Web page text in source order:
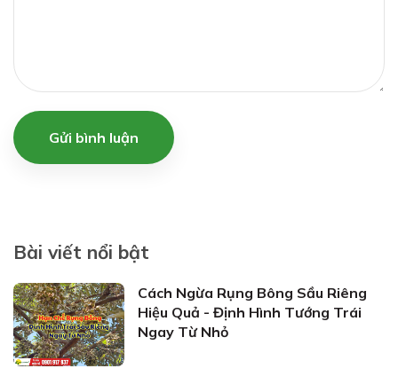
Gửi bình luận
Bài viết nổi bật
Cách Ngừa Rụng Bông Sầu Riêng
Hiệu Quả - Định Hình Tướng Trái
Ngay Từ Nhỏ